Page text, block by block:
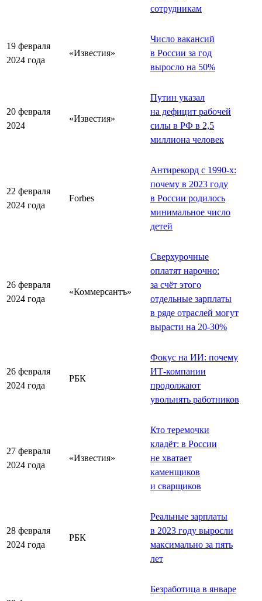
сотрудникам
19 февраля
2024 года
«Известия»
Число вакансий
в России за год
выросло на 50%
20 февраля
2024
«Известия»
Путин указал
на дефицит рабочей
силы в РФ в 2,5
миллиона человек
22 февраля
2024 года
Forbes
Антирекорд с 1990-х:
почему в 2023 году
в России родилось
минимальное число
детей
26 февраля
2024 года
«Коммерсантъ»
Сверхурочные
оплатят нарочно:
за счёт этого
отдельные зарплаты
в ряде отраслей могут
вырасти на 20-30%
26 февраля
2024 года
РБК
Фокус на ИИ: почему
ИТ-компании
продолжают
увольнять работников
27 февраля
2024 года
«Известия»
Кто теремочки
кладёт: в России
не хватает
каменщиков
и сварщиков
28 февраля
2024 года
РБК
Реальные зарплаты
в 2023 году выросли
максимально за пять
лет
Безработица в январе